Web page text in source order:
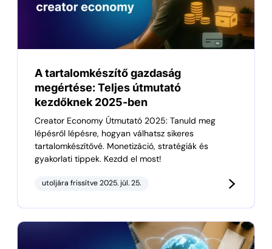
A tartalomkészítő gazdaság
megértése: Teljes útmutató
kezdőknek 2025-ben
Creator Economy Útmutató 2025: Tanuld meg
lépésről lépésre, hogyan válhatsz sikeres
tartalomkészítővé. Monetizáció, stratégiák és
gyakorlati tippek. Kezdd el most!
utoljára frissítve 2025. júl. 25.